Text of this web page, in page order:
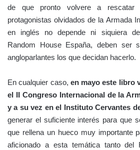
de que pronto volvere a
protagonistas olvidados de la Armada
en inglés no depende ni siquiera
Random House España, deben ser
angloparlantes los que decidan hacerlo.
En cualquier caso, en mayo este libro
el II Congreso Internacional de la
y a su vez en el Instituto Cervantes
generar el suficiente interés para que
que rellena un hueco muy importante
aficionado a esta temática tanto del